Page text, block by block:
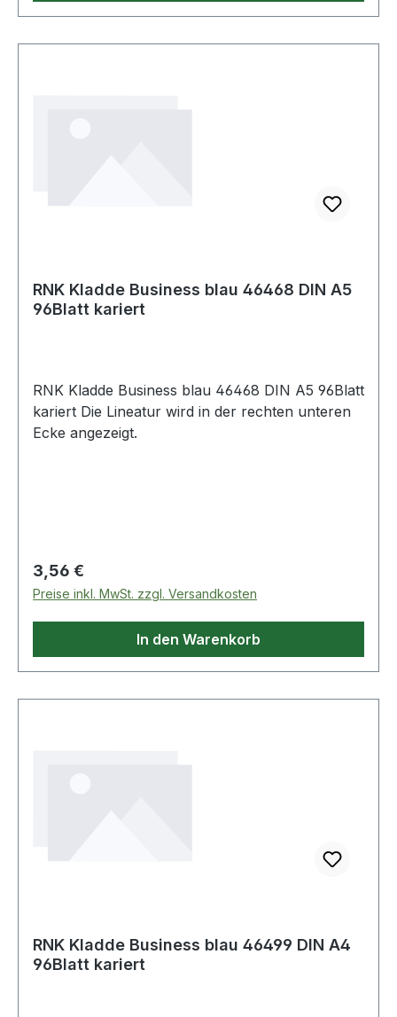
RNK Kladde Business blau 46468 DIN A5
96Blatt kariert
RNK Kladde Business blau 46468 DIN A5 96Blatt
kariert Die Lineatur wird in der rechten unteren
Ecke angezeigt.
Regulärer Preis:
3,56 €
Preise inkl. MwSt. zzgl. Versandkosten
In den Warenkorb
RNK Kladde Business blau 46499 DIN A4
96Blatt kariert